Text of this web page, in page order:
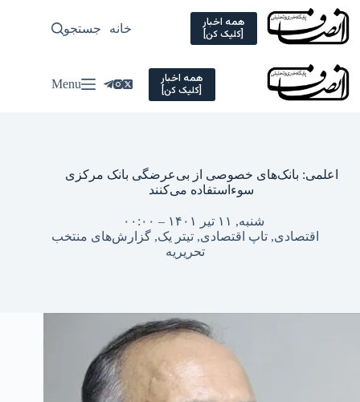
Skip
content
همه اخبار
[کلیک کن] خانه سیاسی
جستجو
همه اخبار
[کلیک کن] Menu
اعلمی: بانک‌های خصوصی از بی‌عرضگی بانک مرکزی
سوءاستفاده می‌کنند
شنبه, ۱۱ تیر ۱۴۰۱ – ۰۰:۰۰
اقتصادی, تاپ اقتصادی, تیتر یک, گزارش‌های منتخب
تحریریه